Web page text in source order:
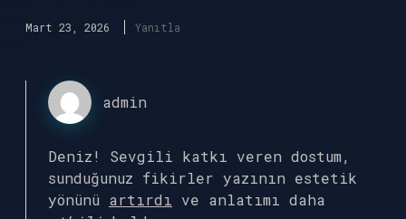
Mart 23, 2026 Yanıtla
admin
Deniz! Sevgili katkı veren dostum,
sunduğunuz fikirler yazının estetik
yönünü artırdı ve anlatımı daha